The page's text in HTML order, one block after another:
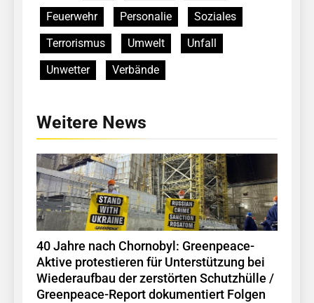
Feuerwehr
Personalie
Soziales
Terrorismus
Umwelt
Unfall
Unwetter
Verbände
Weitere News
40 Jahre nach Chornobyl: Greenpeace-
Aktive protestieren für Unterstützung bei
Wiederaufbau der zerstörten Schutzhülle /
Greenpeace-Report dokumentiert Folgen